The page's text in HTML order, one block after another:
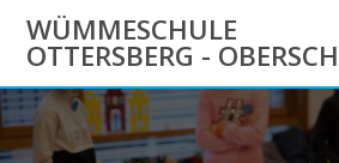
springen
WÜMMESCHULE
OTTERSBERG -